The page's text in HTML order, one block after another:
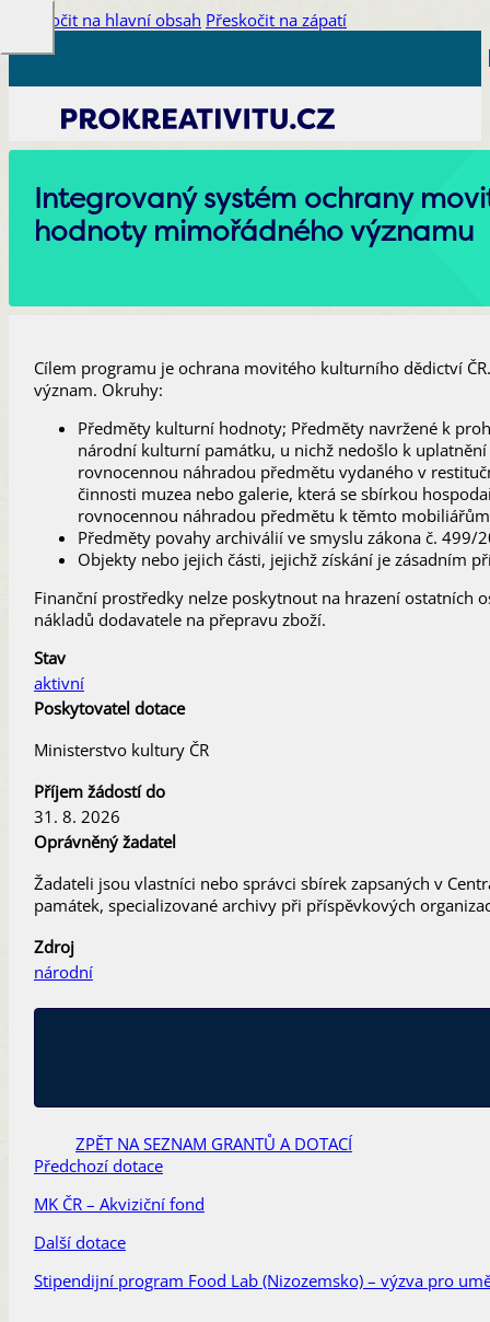
Přeskočit na hlavní obsah Přeskočit na zápatí
Integrovaný systém ochrany
hodnoty mimořádného významu
Cílem programu je ochrana movitého kulturního dědictví
význam. Okruhy:
Předměty kulturní hodnoty; Předměty navržené k
národní kulturní památku, u nichž nedošlo k
rovnocennou náhradou předmětu vydaného v
činnosti muzea nebo galerie, která se sbírkou
rovnocennou náhradou předmětu k těmto
Předměty povahy archiválií ve smyslu zákona č. 499/
Objekty nebo jejich části, jejichž získání je zásadním
Finanční prostředky nelze poskytnout na hrazení ostatních
nákladů dodavatele na přepravu zboží.
Stav
aktivní
Poskytovatel dotace
Ministerstvo kultury ČR
Příjem žádostí do
31. 8. 2026
Oprávněný žadatel
Žadateli jsou vlastníci nebo správci sbírek zapsaných v
památek, specializované archivy při příspěvkových
Zdroj
národní
ZPĚT NA SEZNAM GRANTŮ A DOTACÍ
Předchozí dotace
MK ČR – Akviziční fond
Další dotace
Stipendijní program Food Lab (Nizozemsko) – výzva pro